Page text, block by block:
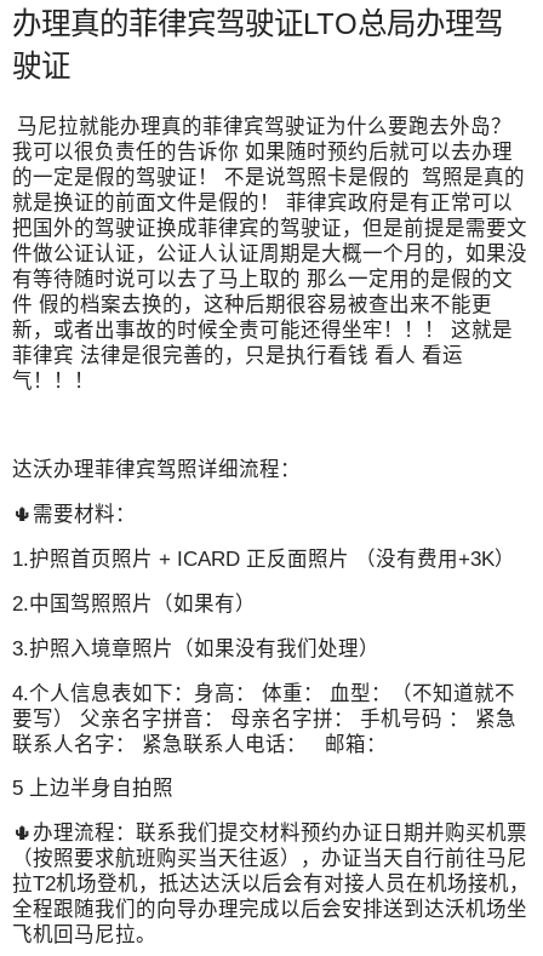
办理真的菲律宾驾驶证LTO总局办理驾
驶证
马尼拉就能办理真的菲律宾驾驶证为什么要跑去外岛？
我可以很负责任的告诉你 如果随时预约后就可以去办理
的一定是假的驾驶证！ 不是说驾照卡是假的 驾照是真的
就是换证的前面文件是假的！ 菲律宾政府是有正常可以
把国外的驾驶证换成菲律宾的驾驶证，但是前提是需要文
件做公证认证，公证人认证周期是大概一个月的，如果没
有等待随时说可以去了马上取的 那么一定用的是假的文
件 假的档案去换的，这种后期很容易被查出来不能更
新，或者出事故的时候全责可能还得坐牢！！！ 这就是
菲律宾 法律是很完善的，只是执行看钱 看人 看运
气！！！
达沃办理菲律宾驾照详细流程：
🌵需要材料：
1.护照首页照片 + ICARD 正反面照片 （没有费用+3K）
2.中国驾照照片（如果有）
3.护照入境章照片（如果没有我们处理）
4.个人信息表如下：身高： 体重： 血型：（不知道就不
要写） 父亲名字拼音： 母亲名字拼： 手机号码 ： 紧急
联系人名字： 紧急联系人电话： 邮箱：
5 上边半身自拍照
🌵办理流程：联系我们提交材料预约办证日期并购买机票
（按照要求航班购买当天往返），办证当天自行前往马尼
拉T2机场登机，抵达达沃以后会有对接人员在机场接机，
全程跟随我们的向导办理完成以后会安排送到达沃机场坐
飞机回马尼拉。